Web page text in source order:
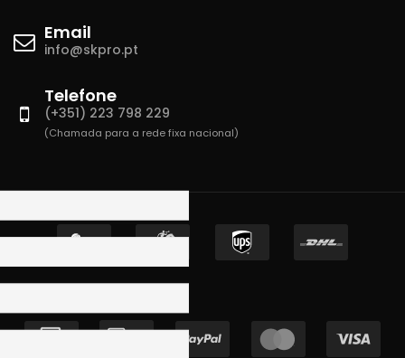
Email
info@skpro.pt
Telefone
(+351) 223 798 229
(Chamada para a rede fixa nacional)